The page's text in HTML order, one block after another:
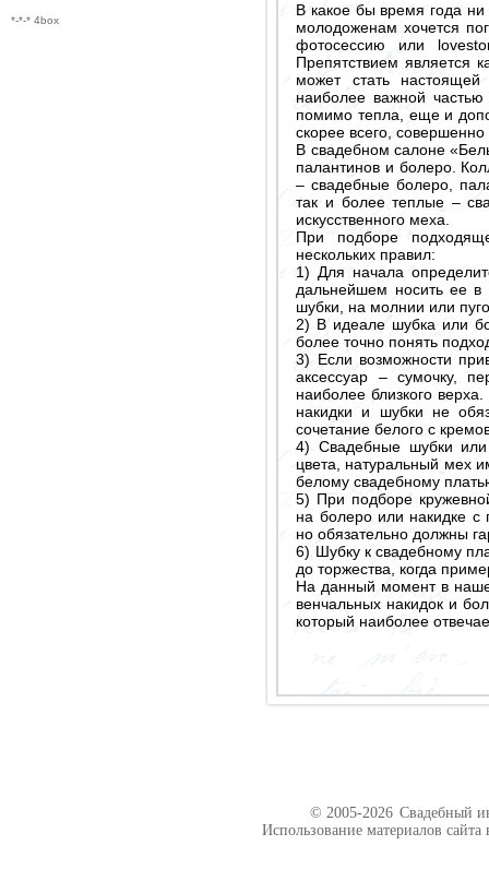
*-*-* 4box
В какое бы время года ни
молодоженам хочется
фотосессию или
Препятствием является
может стать настоящей
наиболее важной
помимо тепла, еще и
скорее всего, совершенно
В свадебном салоне
палантинов и болеро.
– свадебные болеро,
так и более теплые –
искусственного меха.
При подборе
нескольких правил:
1) Для начала
дальнейшем носить ее в
шубки, на молнии или
2) В идеале шубка или
более точно понять
3) Если возможности
аксессуар – сумочку,
наиболее близкого
накидки и шубки не
сочетание белого с
4) Свадебные шубки или
цвета, натуральный мех
белому свадебному
5) При подборе
на болеро или накидке с
но обязательно должны
6) Шубку к свадебному
до торжества, когда
На данный момент в
венчальных накидок и
который наиболее
© 2005-2026 Свадебный
Использование материалов